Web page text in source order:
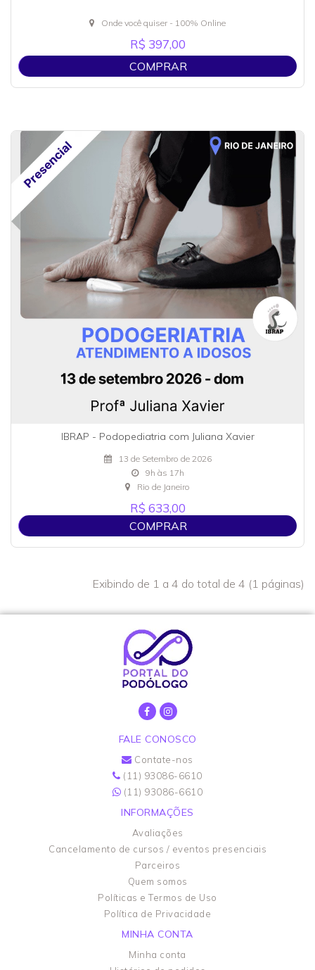
Onde você quiser - 100% Online
R$ 397,00
COMPRAR
IBRAP - Podopediatria com Juliana Xavier
13 de Setembro de 2026
9h às 17h
Rio de Janeiro
R$ 633,00
COMPRAR
Exibindo de 1 a 4 do total de 4 (1 páginas)
FALE CONOSCO
Contate-nos
(11) 93086-6610
(11) 93086-6610
INFORMAÇÕES
Avaliações
Cancelamento de cursos / eventos presenciais
Parceiros
Quem somos
Políticas e Termos de Uso
Política de Privacidade
MINHA CONTA
Minha conta